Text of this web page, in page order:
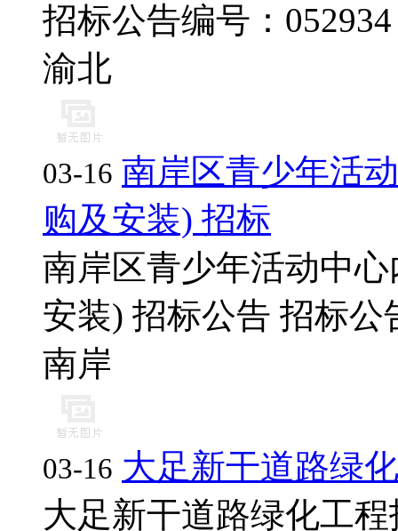
招标公告编号：052934
渝北
03-16 南岸区青少年活
购及安装) 招标
南岸区青少年活动中
安装) 招标公告 招标公
南岸
03-16 大足新干道路绿
大足新干道路绿化工